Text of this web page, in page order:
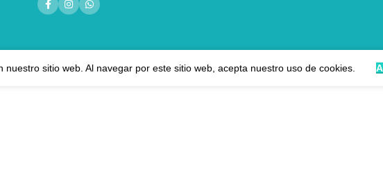
sitio web. Al navegar por este sitio web, acepta nuestro uso de cookies.